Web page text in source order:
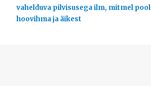
vahelduva pilvisusega ilm, mitmel pool
hoovihma ja äikest